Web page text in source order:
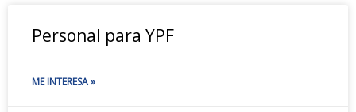
Personal para YPF
ME INTERESA »